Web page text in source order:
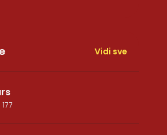
Vidi sve
177